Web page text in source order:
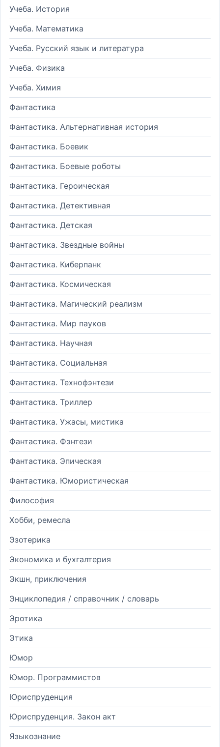
Учеба. История
Учеба. Математика
Учеба. Русский язык и литература
Учеба. Физика
Учеба. Химия
Фантастика
Фантастика. Альтернативная история
Фантастика. Боевик
Фантастика. Боевые роботы
Фантастика. Героическая
Фантастика. Детективная
Фантастика. Детская
Фантастика. Звездные войны
Фантастика. Киберпанк
Фантастика. Космическая
Фантастика. Магический реализм
Фантастика. Мир пауков
Фантастика. Научная
Фантастика. Социальная
Фантастика. Технофэнтези
Фантастика. Триллер
Фантастика. Ужасы, мистика
Фантастика. Фэнтези
Фантастика. Эпическая
Фантастика. Юмористическая
Философия
Хобби, ремесла
Эзотерика
Экономика и бухгалтерия
Экшн, приключения
Энциклопедия / справочник / словарь
Эротика
Этика
Юмор
Юмор. Программистов
Юриспруденция
Юриспруденция. Закон акт
Языкознание